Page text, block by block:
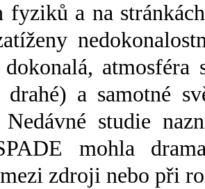
fyziků a na
drahé) a samotné
studie
mohla
zdroji nebo při